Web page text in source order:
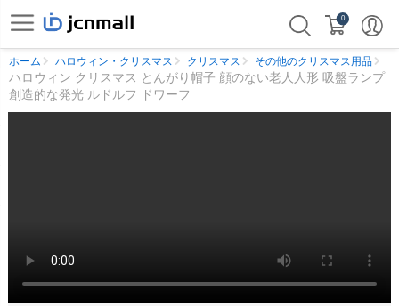
0
ホーム ハロウィン・クリスマス クリスマス その他のクリスマス用品
ハロウィン クリスマス とんがり帽子 顔のない老人人形 吸盤ランプ
創造的な発光 ルドルフ ドワーフ